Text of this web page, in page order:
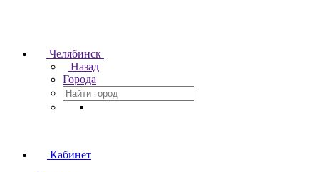
Челябинск
Назад
Города
Кабинет